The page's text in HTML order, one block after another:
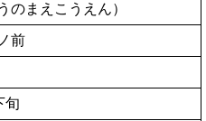
のまえこうえん）
前
旬